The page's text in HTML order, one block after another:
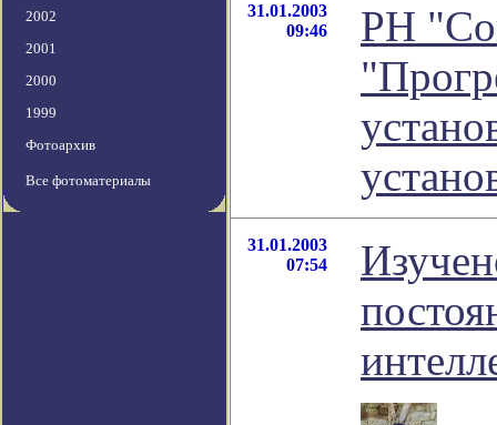
2002
2001
2000
1999
Фотоархив
Все фотоматериалы
31.01.2003
09:46
РН
31.01.2003
07:54